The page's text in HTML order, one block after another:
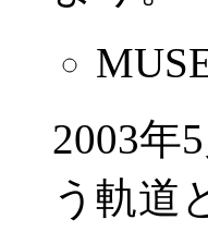
2003年
う軌道